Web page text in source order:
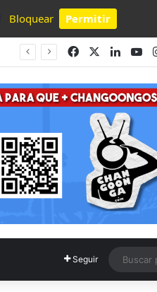
Bloquear Permitir
Facebook
Seguir